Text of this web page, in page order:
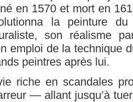
en 1570 et mort en
la peinture
son réalisme
emploi de la technique
peintres après lui.
riche en scandales
— allant jusqu’à